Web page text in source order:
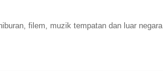
filem, muzik tempatan dan luar negara